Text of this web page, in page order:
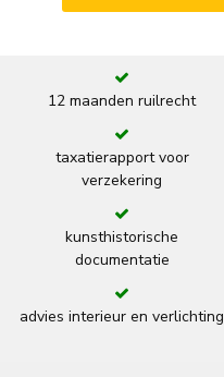
12 maanden ruilrecht
taxatierapport voor
verzekering
kunsthistorische
documentatie
advies interieur en verlichting